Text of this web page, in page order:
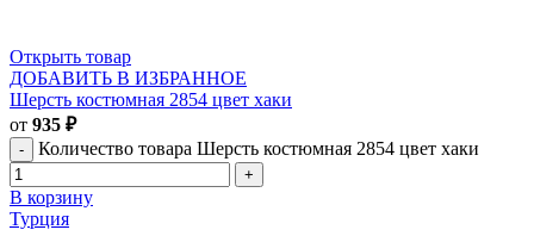
Открыть товар
ДОБАВИТЬ В ИЗБРАННОЕ
Шерсть костюмная 2854 цвет хаки
от 935 ₽
Количество товара Шерсть костюмная 2854 цвет хаки
В корзину
Турция